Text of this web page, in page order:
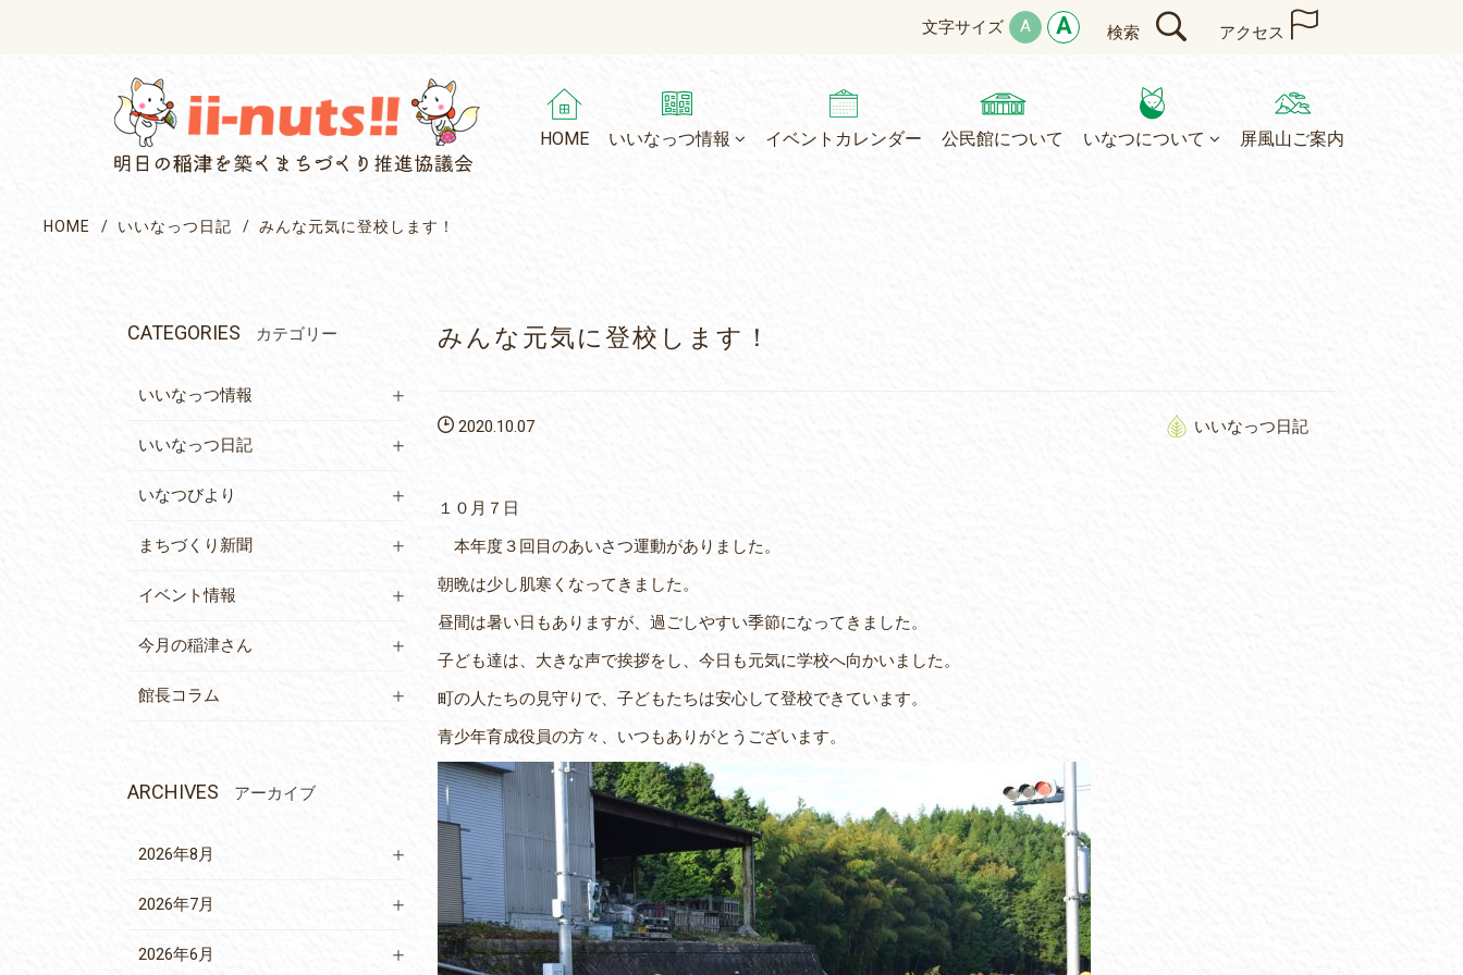
文字サイズ A A 検索 アクセス
HOME いいなっつ情報 イベントカレンダー 公民館について いなつについて 屏風山ご案内
HOME いいなっつ日記 みんな元気に登校します！
CATEGORIES カテゴリー
いいなっつ情報
いいなっつ日記
いなつびより
まちづくり新聞
イベント情報
今月の稲津さん
館長コラム
ARCHIVES アーカイブ
2026年8月
2026年7月
2026年6月
みんな元気に登校します！
いいなっつ日記
2020.10.07
１０月７日
本年度３回目のあいさつ運動がありました。
朝晩は少し肌寒くなってきました。
昼間は暑い日もありますが、過ごしやすい季節になってきました。
子ども達は、大きな声で挨拶をし、今日も元気に学校へ向かいました。
町の人たちの見守りで、子どもたちは安心して登校できています。
青少年育成役員の方々、いつもありがとうございます。